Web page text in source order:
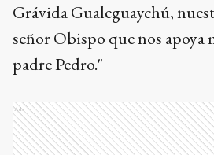
Grávida Gualeguaychú,
señor Obispo que nos apoya
padre Pedro."
Ads